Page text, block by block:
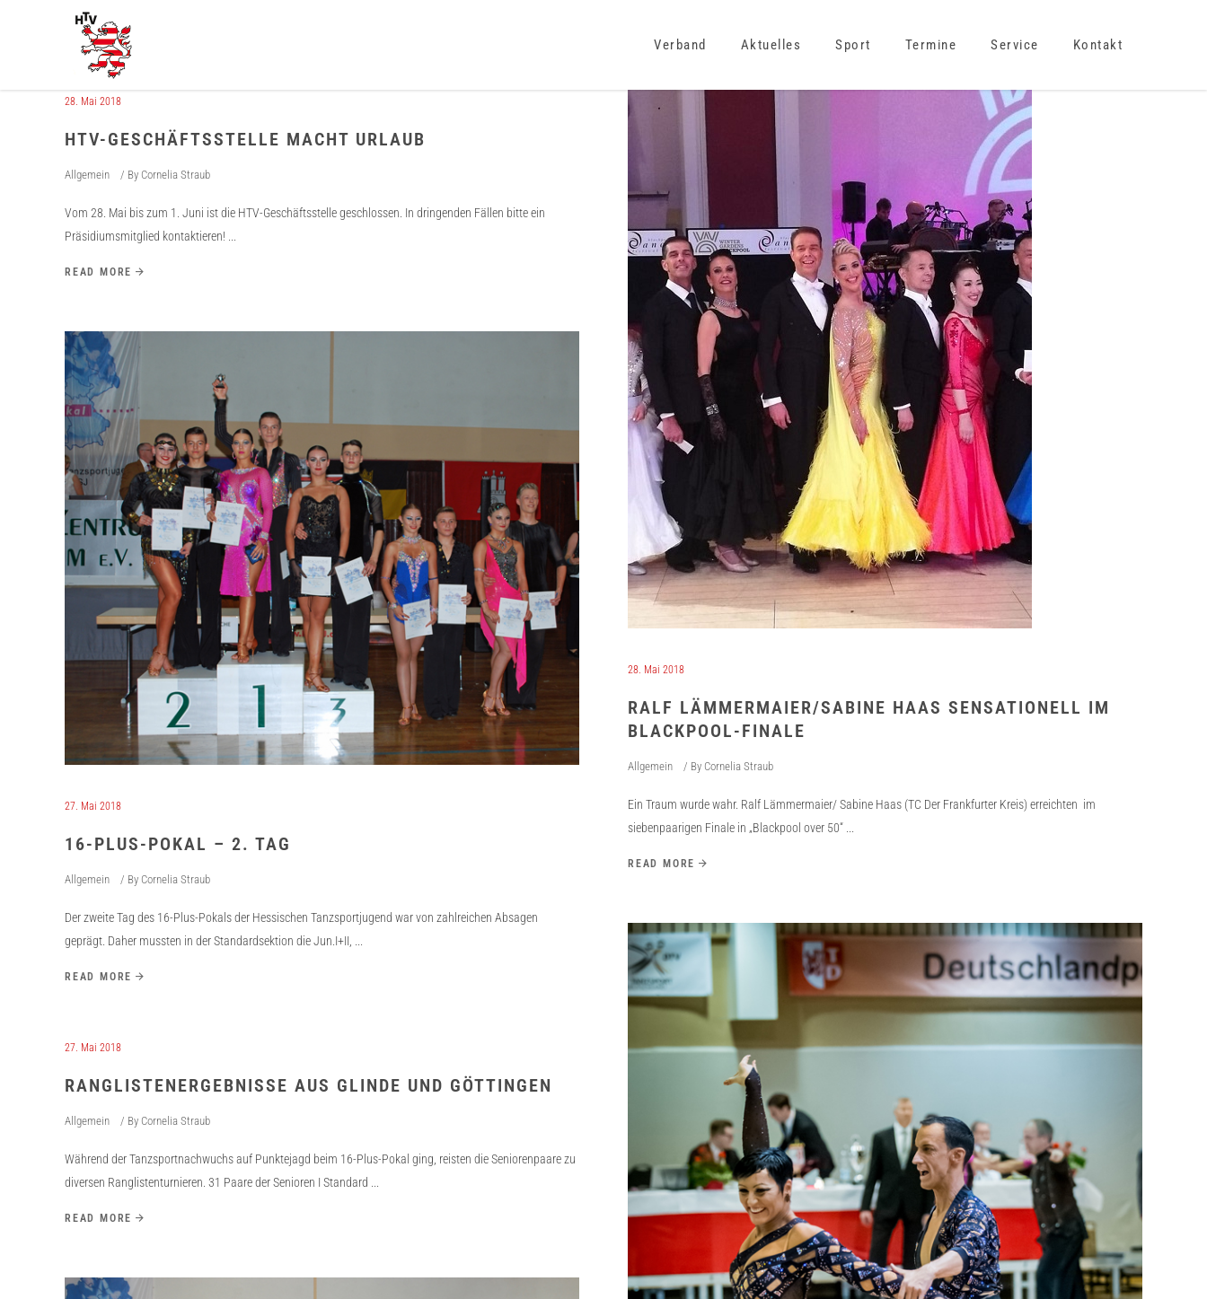
Verband Aktuelles Sport Termine Service Kontakt
28. Mai 2018
HTV-GESCHÄFTSSTELLE MACHT URLAUB
Allgemein By Cornelia Straub
Vom 28. Mai bis zum 1. Juni ist die HTV-Geschäftsstelle geschlossen. In dringenden Fällen bitte ein
Präsidiumsmitglied kontaktieren!
READ MORE
28. Mai 2018
RALF LÄMMERMAIER/SABINE HAAS SENSATIONELL IM
BLACKPOOL-FINALE
Allgemein By Cornelia Straub
Ein Traum wurde wahr. Ralf Lämmermaier/ Sabine Haas (TC Der Frankfurter Kreis) erreichten im
siebenpaarigen Finale in „Blackpool over 50“
READ MORE
27. Mai 2018
16-PLUS-POKAL – 2. TAG
Allgemein By Cornelia Straub
Der zweite Tag des 16-Plus-Pokals der Hessischen Tanzsportjugend war von zahlreichen Absagen
geprägt. Daher mussten in der Standardsektion die Jun.I+II,
READ MORE
27. Mai 2018
RANGLISTENERGEBNISSE AUS GLINDE UND GÖTTINGEN
Allgemein By Cornelia Straub
Während der Tanzsportnachwuchs auf Punktejagd beim 16-Plus-Pokal ging, reisten die Seniorenpaare zu
diversen Ranglistenturnieren. 31 Paare der Senioren I Standard
READ MORE